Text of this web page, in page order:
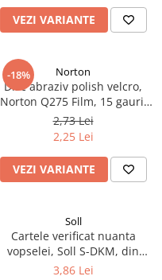
VEZI VARIANTE
-18% Norton
Disc abraziv polish velcro,
Norton Q275 Film, 15 gauri,
duritate P800 - P1500,
diametru Ø 150 mm
2,73 Lei
2,25 Lei
VEZI VARIANTE
Soll
Cartele verificat nuanta
vopselei, Soll S-DKM, din
metal diferite culori, pret 1
3,86 Lei